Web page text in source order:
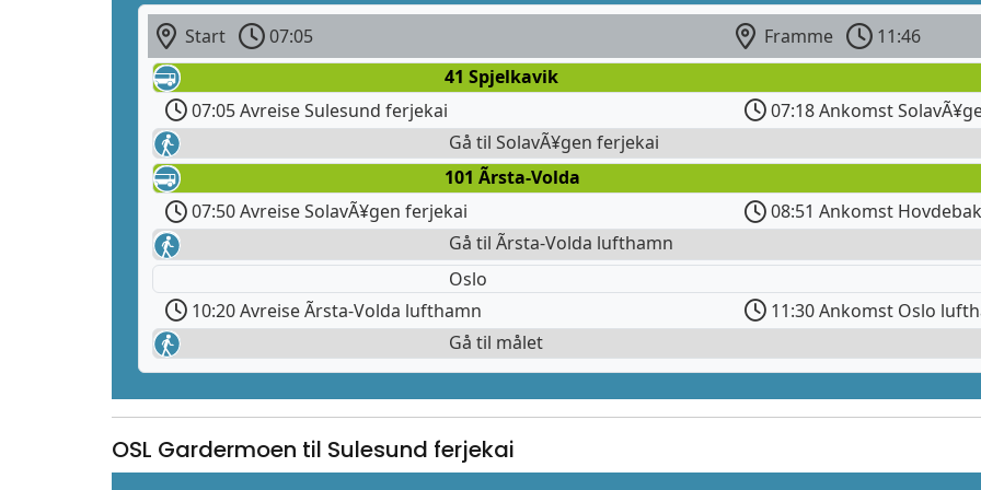
Start 07:05 Framme
11:46
41 Spjelkavik
07:05 Avreise Sulesund ferjekai
07:18 Ankomst
Gå til SolavÃ¥gen ferjekai
101 Ãrsta-Volda
07:50 Avreise SolavÃ¥gen ferjekai
08:51 Ankomst
Gå til Ãrsta-Volda lufthamn
Oslo
10:20 Avreise Ãrsta-Volda lufthamn
11:30 Ankomst Oslo
Gå til målet
OSL Gardermoen til Sulesund ferjekai